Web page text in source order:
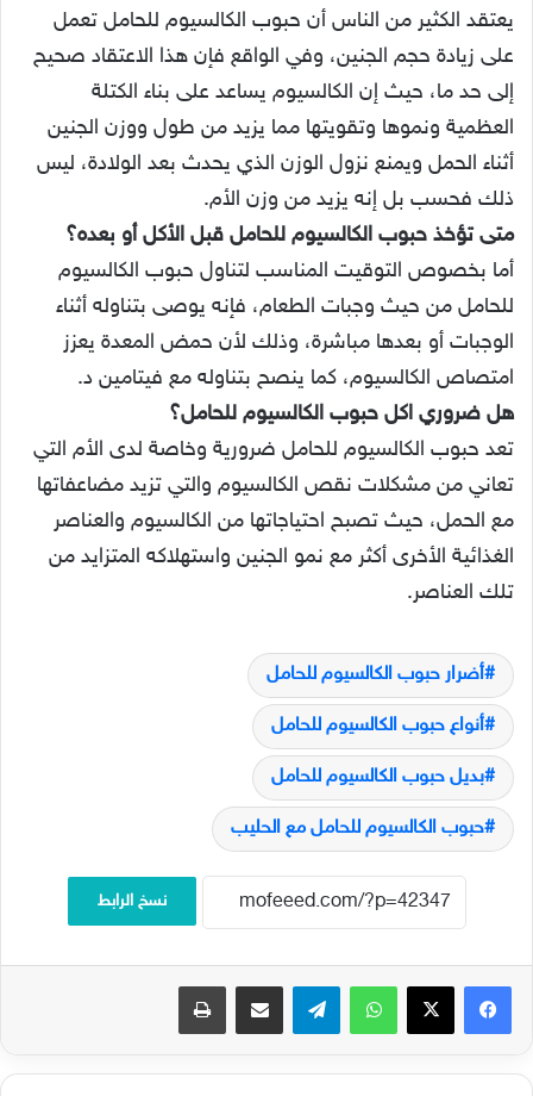
يعتقد الكثير من الناس أن حبوب الكالسيوم للحامل تعمل
على زيادة حجم الجنين، وفي الواقع فإن هذا الاعتقاد صحيح
إلى حد ما، حيث إن الكالسيوم يساعد على بناء الكتلة
العظمية ونموها وتقويتها مما يزيد من طول ووزن الجنين
أثناء الحمل ويمنع نزول الوزن الذي يحدث بعد الولادة، ليس
ذلك فحسب بل إنه يزيد من وزن الأم.
متى تؤخذ حبوب الكالسيوم للحامل قبل الأكل أو بعده؟
أما بخصوص التوقيت المناسب لتناول حبوب الكالسيوم
للحامل من حيث وجبات الطعام، فإنه يوصى بتناوله أثناء
الوجبات أو بعدها مباشرة، وذلك لأن حمض المعدة يعزز
امتصاص الكالسيوم، كما ينصح بتناوله مع فيتامين د.
هل ضروري اكل حبوب الكالسيوم للحامل؟
تعد حبوب الكالسيوم للحامل ضرورية وخاصة لدى الأم التي
تعاني من مشكلات نقص الكالسيوم والتي تزيد مضاعفاتها
مع الحمل، حيث تصبح احتياجاتها من الكالسيوم والعناصر
الغذائية الأخرى أكثر مع نمو الجنين واستهلاكه المتزايد من
تلك العناصر.
أضرار حبوب الكالسيوم للحامل
أنواع حبوب الكالسيوم للحامل
بديل حبوب الكالسيوم للحامل
حبوب الكالسيوم للحامل مع الحليب
نسخ الرابط
فيسبوك‫X واتساب تيلقرام مشاركة عبر البريد طباعة